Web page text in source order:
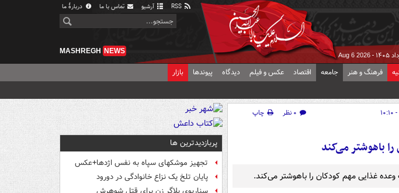
آرشیو تماس با ما دربارهٔ ما
Aug 6 2026
MASHREGH NEWS
فرهنگ و هنر جامعه اقتصاد عکس و فیلم دیدگاه پیوندها بازار
۰ نظر
چاپ
باهوشتر می‌کند
غذایی مهم کودکان را باهوشتر می‌کند.
پربازدیدترین ها
تجهیز موشکهای سپاه به نفس اژدها+عکس
پایان تلخ یک نزاع خانوادگی در دورود